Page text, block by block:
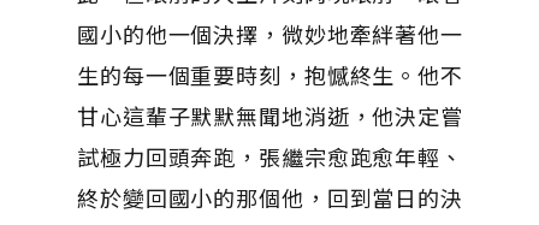
國小的他一個決擇，微妙地牽絆著他一
生的每一個重要時刻，抱憾終生。他不
甘心這輩子默默無聞地消逝，他決定嘗
試極力回頭奔跑，張繼宗愈跑愈年輕、
終於變回國小的那個他，回到當日的決